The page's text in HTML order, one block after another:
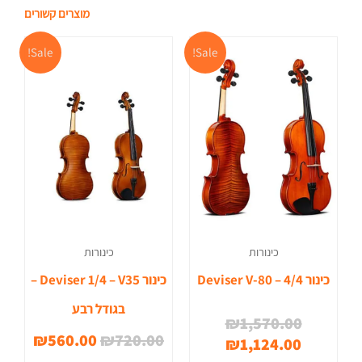
מוצרים קשורים
Sale!
כינורות
כינור 4/4 – Deviser V-80
₪1,570.00
המחיר
המקורי
היה:
₪1,570.00.
₪1,124.00
המחיר
הנוכחי
הוא:
₪1,124.00.
Sale!
כינורות
כינור Deviser 1/4 – V35 –
בגודל רבע
₪720.00
המחיר
המקורי
היה:
₪720.00.
₪560.00